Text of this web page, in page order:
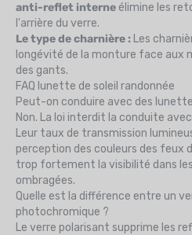
anti-reflet interne élimine les
l'arrière du verre.
Le type de charnière : Les
longévité de la monture face aux
des gants.
FAQ lunette de soleil randonnée
Peut-on conduire avec des
Non. La loi interdit la conduite
Leur taux de transmission
perception des couleurs des feux
trop fortement la visibilité dans
ombragées.
Quelle est la différence entre un
photochromique ?
Le verre polarisant supprime les